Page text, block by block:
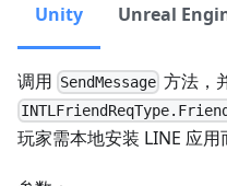
Unity Unreal
调用 SendMessage 方法，
玩家需本地安装 LINE 应用